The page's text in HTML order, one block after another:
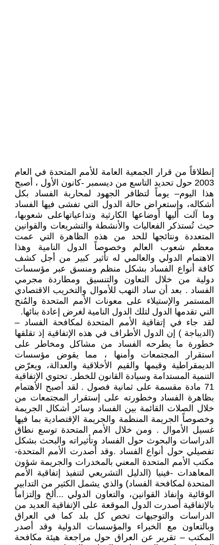
إنطلاقاً من قرار الجمعية العامة للأمم المتحدة في العام
2003 حول تحديد التاسع من ديسمبر -كانون الأول ، أصبح
هذا اليوم– يوماً لتظافر الجهود لمحاربة الفساد بكل
أشكاله، وإستعراض حالة الدول التي تفشى فيها الفساد
وما آلت أليها أوضاعها الكارثية وتداعياتهاعلى شعوبها،
حيث تُستذكر الفعاليات والأنشطة والتشريعات والقوانين
المتعددة ونتائجها للحد من هذه الظاهرة التي عمت
معظم شعوب العالم وخصوصاً الدول النامية وهذا
الاهتمام الدولي والعالمي له تأثير كبير من أجل كشف
كافة أنواع الفساد بشكل منظم ومنسق عبر مؤسسات
دولية من خلال التعاون والتنسيق ومطاردة مجرمي
الفساد . بعد أن ساد النهب للأموال والتخريب الاقتصادي
المستمر والإستيلاء على معونات الأمم المتحدة والمُنح
التي تقدمها الدول لتلك الدول النامية لغرض إعادة بنائها.
لقد جاء في إتفاقية الأمم المتحدة لمكافحة الفساد –
(الديباجة ) إن الدول الأطراف في هذه الإتفاقية إذ تقلقها
خطورة ما يطرحه الفساد من مشاكل ومخاطر على
استقرار المجتمعات وأمنها ، مما يقوض مؤسسات
الديمقراطية وقيمها والقيم الأخلاقية والعدالة، ويعرّض
التنمية المستدامة وسيادة القانون للخطر. تحتوي الإتفاقية
71 مادة مقسمة على ثمانية فصول . لقد أصبح الأهتمام
بظاهرة الفساد وخطورته على إستقرار المجتمعات من
خلال الصلات القائمة بين الفساد وسائر أشكال الجريمة
وخصوصاً الجريمة المنظمة والجريمة الإقتصادية بما فيها
غسيل الأموال . ومن خلال الأمم المتحدة توسع نطاق
الدراسات والبحوث حول الفساد وتأثيراته والبحث بشكل
تفصيلي حول أنواع الفساد .وقد أصدرت الأمم المتحدة-
مكتب الأمم المتحدة المعني بالمخدرات والجريمة شؤون
المعاهدات -فينيا (الدليل التشريعي لتنفيذ إتفاقية الأمم
المتحدة لمكافحة الفساد) والذي يشمل الكثير من التدابير
الوقائية وإنفاذ القوانين، والتعاون الدولي ...ألخ وإلتزاماً
بالإتفاقية أصدرت الدول الموقعة على الإتفاقية العديد من
الدراسات والتوجيهات تخص كل بلد كما في العراق
وبالتعاون مع الخبراء والمؤسسات الدولية وقد أصدر
المكتب – تقرير عن العراق حول مراجعة هيئة مكافحة